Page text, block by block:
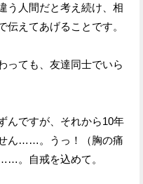
う人間だと考え続け、相
えてあげることです。
っても、友達同士でいら
んですが、それから10年
ん……。うっ！（胸の痛
。自戒を込めて。